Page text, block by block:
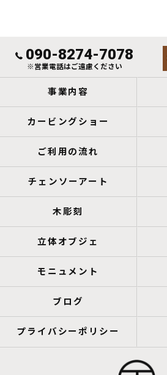
090-8274-7078
※営業電話はご遠慮ください
事業内容
カービングショー
ご利用の流れ
チェンソーアート
木彫刻
立体オブジェ
モニュメント
ブログ
プライバシーポリシー